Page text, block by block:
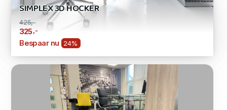
SIMPLEX 3D HOCKER
425,-
325,-
Bespaar nu 24%